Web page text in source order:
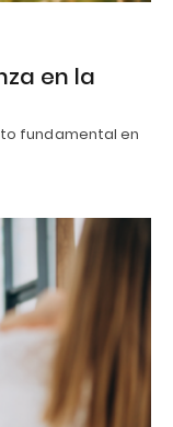
en la
fundamental en